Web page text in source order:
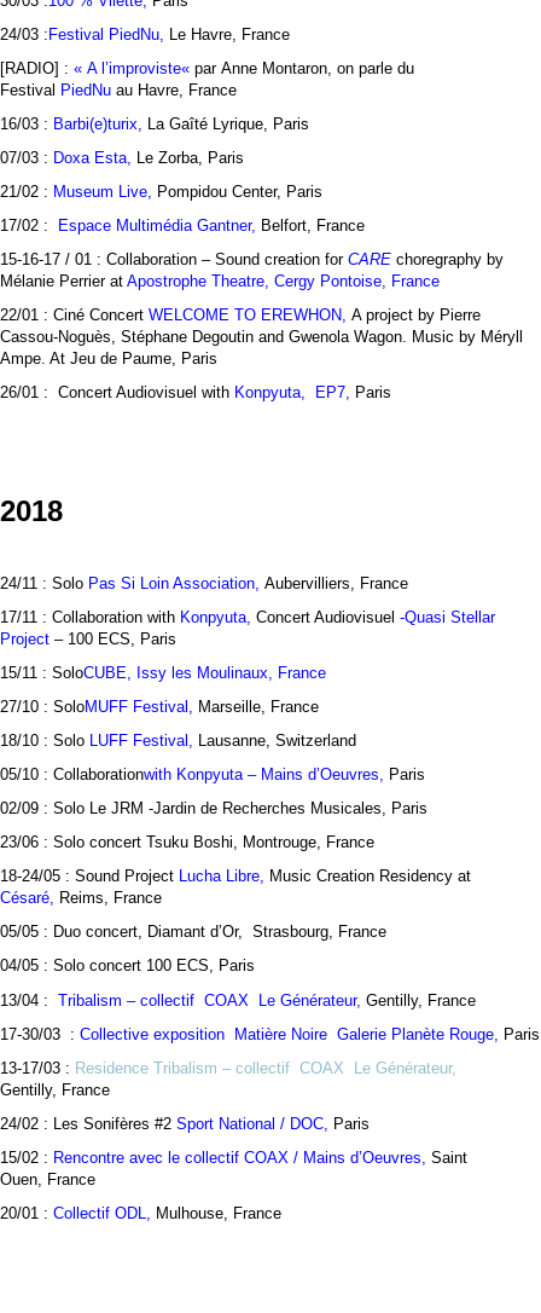
24/03 :Festival PiedNu, Le Havre, France
[RADIO] : « A l’improviste« par Anne Montaron, on parle du
Festival PiedNu au Havre, France
16/03 : Barbi(e)turix,
La Gaîté Lyrique, Paris
07/03 : Doxa Esta, Le Zorba, Paris
21/02 : Museum Live, Pompidou Center, Paris
17/02 : Espace Multimédia Gantner, Belfort, France
15-16-17 / 01 : Collaboration – Sound creation for CARE choregraphy by
Mélanie Perrier at Apostrophe Theatre, Cergy Pontoise, France
22/01 : Ciné Concert WELCOME TO EREWHON, A project by Pierre
Cassou-Noguès, Stéphane Degoutin and Gwenola Wagon. Music by Méryll
Ampe. At Jeu de Paume, Paris
26/01 : Concert Audiovisuel with Konpyuta EP7, Paris
2018
24/11 : Solo Pas Si Loin Association, Aubervilliers, France
17/11 : Collaboration with Konpyuta, Concert Audiovisuel -Quasi Stellar
Project – 100 ECS, Paris
15/11 : SoloCUBE, Issy les Moulinaux, France
27/10 : SoloMUFF Festival,
Marseille, France
18/10 : Solo LUFF Festival,
Lausanne, Switzerland
05/10 : Collaborationwith Konpyuta – Mains d’Oeuvres,
Paris
02/09 : Solo Le JRM -Jardin de Recherches Musicales, Paris
23/06 : Solo concert Tsuku Boshi, Montrouge, France
18-24/05 : Sound Project Lucha Libre, Music Creation Residency at
Césaré, Reims, France
05/05 : Duo concert, Diamant d’Or, Strasbourg, France
04/05 : Solo concert 100 ECS, Paris
13/04 : Tribalism – collectif COAX Le Générateur, Gentilly, France
17-30/03 : Collective exposition Matière Noire Galerie Planète Rouge, Paris
13-17/03 : Residence Tribalism – collectif COAX Le Générateur,
Gentilly, France
24/02 : Les Sonifères #2 Sport National / DOC, Paris
15/02 : Rencontre avec le collectif COAX / Mains d’Oeuvres, Saint
Ouen, France
20/01 : Collectif ODL, Mulhouse, France